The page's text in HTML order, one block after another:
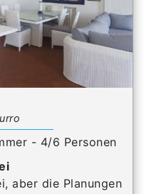
- 4/6 Personen
aber die Planungen